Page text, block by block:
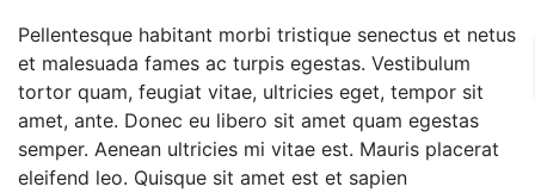
Pellentesque habitant morbi tristique senectus et netus
et malesuada fames ac turpis egestas. Vestibulum
tortor quam, feugiat vitae, ultricies eget, tempor sit
amet, ante. Donec eu libero sit amet quam egestas
semper. Aenean ultricies mi vitae est. Mauris placerat
eleifend leo. Quisque sit amet est et sapien